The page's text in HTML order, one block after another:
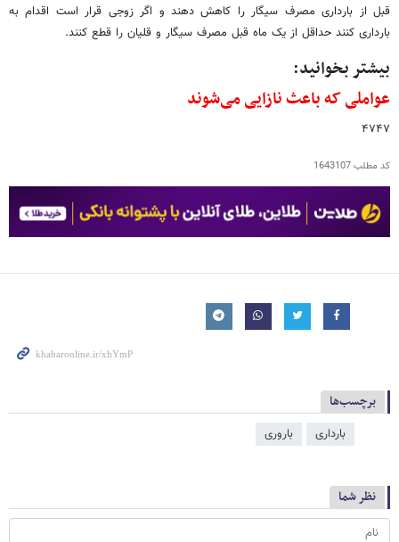
قبل از بارداری مصرف سیگار را کاهش دهند و اگر زوجی قرار است اقدام به
بارداری کنند حداقل از یک ماه قبل مصرف سیگار و قلیان را قطع کنند.
بیشتر بخوانید:
عواملی که باعث نازایی می‌شوند
۴۷۴۷
کد مطلب1643107
برچسب‌ها
بارداری باروری
نظر شما